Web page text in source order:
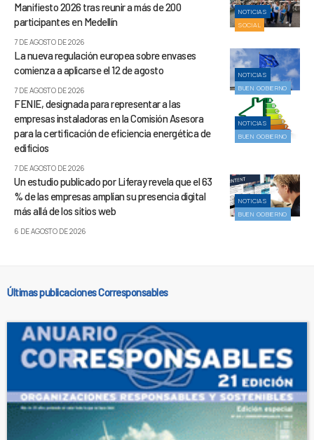
NOTICIAS
SOCIAL
Manifiesto 2026 tras reunir a más de 200
participantes en Medellín
7 DE AGOSTO DE 2026
NOTICIAS
BUEN GOBIERNO
La nueva regulación europea sobre envases
comienza a aplicarse el 12 de agosto
7 DE AGOSTO DE 2026
NOTICIAS
BUEN GOBIERNO
FENIE, designada para representar a las
empresas instaladoras en la Comisión Asesora
para la certificación de eficiencia energética de
edificios
7 DE AGOSTO DE 2026
NOTICIAS
BUEN GOBIERNO
Un estudio publicado por Liferay revela que el 63
% de las empresas amplían su presencia digital
más allá de los sitios web
6 DE AGOSTO DE 2026
Últimas publicaciones Corresponsables